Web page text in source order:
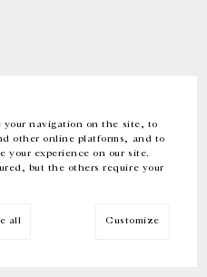
your navigation on the site, to
other online platforms, and to
your experience on our site.
but the others require your
all Customize